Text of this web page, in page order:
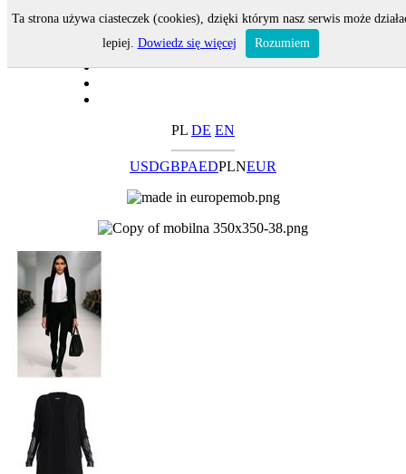
PL DE EN
USDGBPAEDPLNEUR
Ta strona używa ciasteczek (cookies), dzięki którym nasz serwis może
lepiej. Dowiedz się więcej Rozumiem